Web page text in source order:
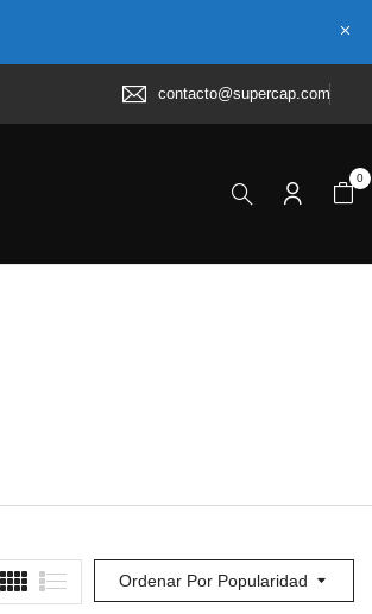
contacto@supercap.com
0
Ordenar Por Popularidad